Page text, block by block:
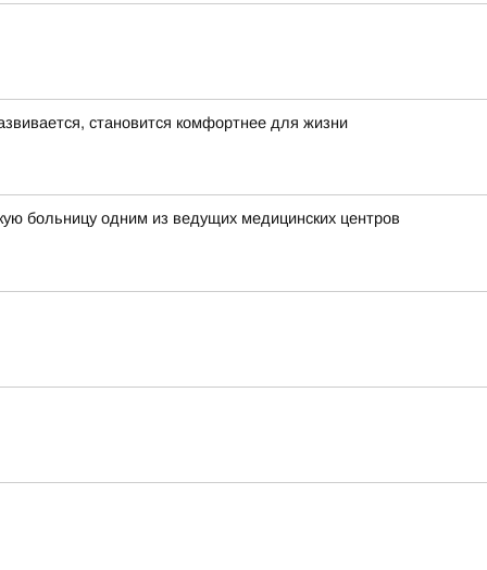
становится комфортнее для жизни
больницу одним из ведущих медицинских центров